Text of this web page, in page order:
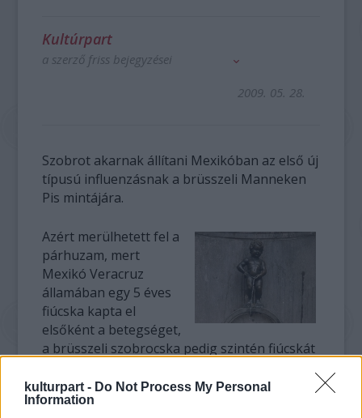
kulturpart - Do Not Process My Personal
Information
Kultúrpart
a szerző friss bejegyzései
2009. 05. 28.
Szobrot akarnak állítani Mexikóban az első új
típusú influenzásnak a brüsszeli Manneken
Pis mintájára.
Azért merülhetett fel a
párhuzam, mert
Mexikó Veracruz
államában egy 5 éves
fiúcska kapta el
elsőként a betegséget,
a brüsszeli szobrocska pedig szintén fiúcskát
levizelte az ellenséget, amely utána
legyőzetett.